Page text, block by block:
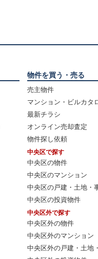
物件を買う・売る
売主物件
マンション・ビルカタ
最新チラシ
オンライン売却査定
物件探し依頼
中央区で探す
中央区の物件
中央区のマンション
中央区の戸建・土地・
中央区の投資物件
中央区外で探す
中央区外の物件
中央区外のマンション
中央区外の戸建・土地